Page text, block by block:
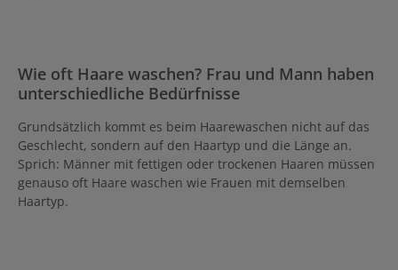
Wie oft Haare waschen? Frau und Mann haben
unterschiedliche Bedürfnisse
Grundsätzlich kommt es beim Haarewaschen nicht auf das
Geschlecht, sondern auf den Haartyp und die Länge an.
Sprich: Männer mit fettigen oder trockenen Haaren müssen
genauso oft Haare waschen wie Frauen mit demselben
Haartyp.